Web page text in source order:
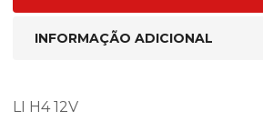
INFORMAÇÃO ADICIONAL
LI H4 12V